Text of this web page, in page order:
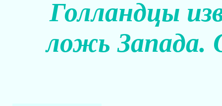
Голландцы
ложь Запада.